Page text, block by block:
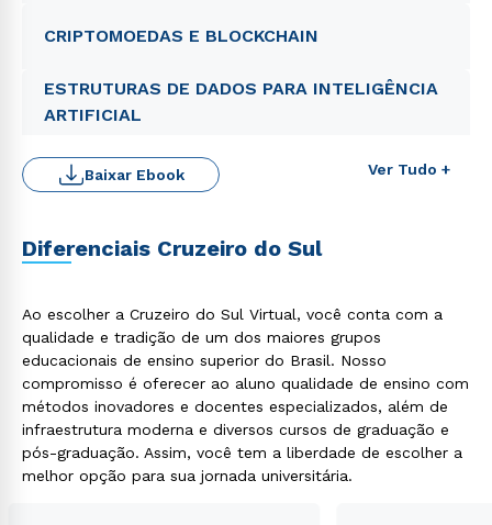
CRIPTOMOEDAS E BLOCKCHAIN
ESTRUTURAS DE DADOS PARA INTELIGÊNCIA
ARTIFICIAL
Ver Tudo +
Baixar Ebook
Diferenciais Cruzeiro do Sul
Ao escolher a Cruzeiro do Sul Virtual, você conta com a
qualidade e tradição de um dos maiores grupos
educacionais de ensino superior do Brasil. Nosso
compromisso é oferecer ao aluno qualidade de ensino com
métodos inovadores e docentes especializados, além de
infraestrutura moderna e diversos cursos de graduação e
pós-graduação. Assim, você tem a liberdade de escolher a
melhor opção para sua jornada universitária.
Rápido e fácil
WhatsApp
ou